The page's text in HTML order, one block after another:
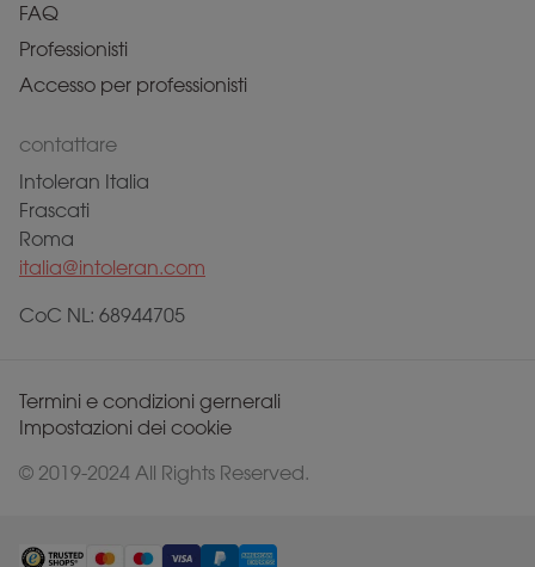
FAQ
Professionisti
Accesso per professionisti
contattare
Intoleran Italia
Frascati
Roma
italia@intoleran.com
CoC NL: 68944705
© 2019-2024 All Rights Reserved.
Termini e condizioni gernerali
Impostazioni dei cookie